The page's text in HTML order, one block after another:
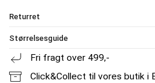
Returret
Størrelsesguide
Fri fragt over 499,-
Click&Collect til vores butik i